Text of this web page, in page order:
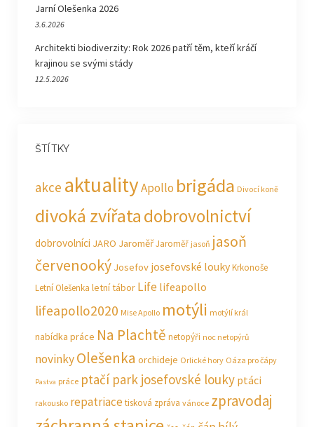
Jarní Olešenka 2026
3.6.2026
Architekti biodiverzity: Rok 2026 patří těm, kteří kráčí
krajinou se svými stády
12.5.2026
ŠTÍTKY
akce aktualityApollo brigáda Divocí koně
divoká zvířatadobrovolnictví
dobrovolníci JARO JaroměřJaroměř jasoň jasoň
červenooký Josefov josefovské loukyKrkonoše
Letní Olešenka letní tábor Life lifeapollo
lifeapollo2020 Mise Apollo motýli motýlí král
nabídka práce Na Plachtě netopýři noc netopýrů
novinkyOlešenka orchideje Orlické hory Oáza pro čápy
Pastva práce ptačí park josefovské louky ptáci
rakousko repatriacetisková zpráva vánoce zpravodaj